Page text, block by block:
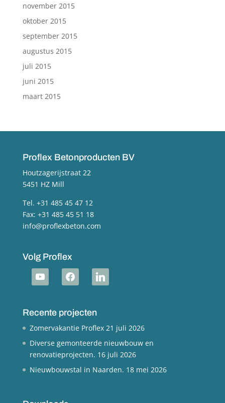
november 2015
oktober 2015
september 2015
augustus 2015
juli 2015
juni 2015
maart 2015
Proflex Betonproducten BV
Houtzagerijstraat 22
5451 HZ Mill
Tel. +31 485 45 47 12
Fax: +31 485 45 51 18
info@proflexbeton.com
Volg Proflex
youtube facebook linkedin
Recente projecten
Zomervakantie Proflex 21 juli 2026
Diverse gemonteerde nieuwbouw en
renovatieprojecten. 16 juli 2026
Nieuwbouwstal in Naarden. 18 mei 2026